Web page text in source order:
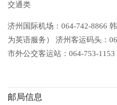
交通类
济州国际机场：064-742-8866
为英语服务） 济州客运码头：
市外公交客运站：064-753-1153
邮局信息